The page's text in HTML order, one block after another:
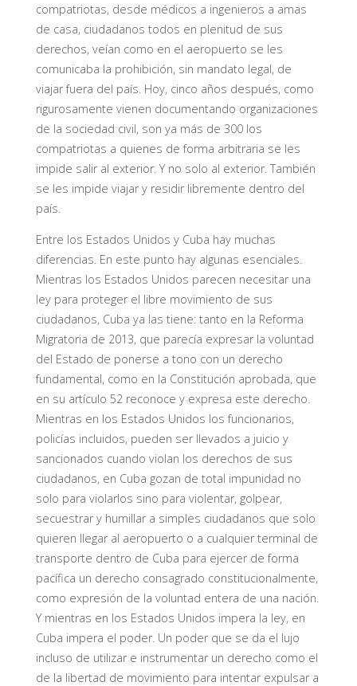
compatriotas, desde médicos a ingenieros a amas
de casa, ciudadanos todos en plenitud de sus
derechos, veían como en el aeropuerto se les
comunicaba la prohibición, sin mandato legal, de
viajar fuera del país. Hoy, cinco años después, como
rigurosamente vienen documentando organizaciones
de la sociedad civil, son ya más de 300 los
compatriotas a quienes de forma arbitraria se les
impide salir al exterior. Y no solo al exterior. También
se les impide viajar y residir libremente dentro del
país.
Entre los Estados Unidos y Cuba hay muchas
diferencias. En este punto hay algunas esenciales.
Mientras los Estados Unidos parecen necesitar una
ley para proteger el libre movimiento de sus
ciudadanos, Cuba ya las tiene: tanto en la Reforma
Migratoria de 2013, que parecía expresar la voluntad
del Estado de ponerse a tono con un derecho
fundamental, como en la Constitución aprobada, que
en su artículo 52 reconoce y expresa este derecho.
Mientras en los Estados Unidos los funcionarios,
policías incluidos, pueden ser llevados a juicio y
sancionados cuando violan los derechos de sus
ciudadanos, en Cuba gozan de total impunidad no
solo para violarlos sino para violentar, golpear,
secuestrar y humillar a simples ciudadanos que solo
quieren llegar al aeropuerto o a cualquier terminal de
transporte dentro de Cuba para ejercer de forma
pacífica un derecho consagrado constitucionalmente,
como expresión de la voluntad entera de una nación.
Y mientras en los Estados Unidos impera la ley, en
Cuba impera el poder. Un poder que se da el lujo
incluso de utilizar e instrumentar un derecho como el
de la libertad de movimiento para intentar expulsar a